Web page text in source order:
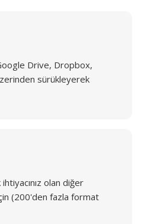
Drive, Dropbox,
sürükleyerek
olan diğer
(200'den fazla format